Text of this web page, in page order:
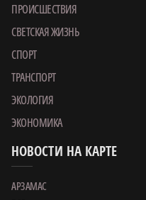
ПРОИСШЕСТВИЯ
СВЕТСКАЯ ЖИЗНЬ
СПОРТ
ТРАНСПОРТ
ЭКОЛОГИЯ
ЭКОНОМИКА
НОВОСТИ НА КАРТЕ
АРЗАМАС